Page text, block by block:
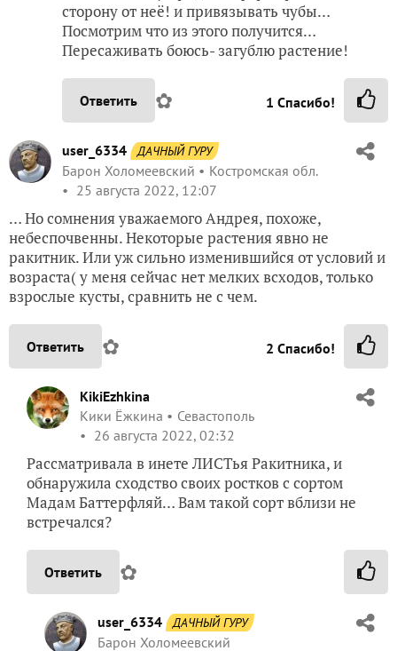
Ответить ✿
KikiEzhkina
Кики Ёжкина
Севастополь
8 сентября 2022, 14:18
Если ваш Ракитник зацвёл сразу, то тогда
Меня интересует- если перенесут зимовку —
можно ли ожидать первого цветения уже
следующим летом?
Шпалера- не шпалера, а возле тропинки мне
его по-любому придётся формировать на-
Посмотрим что из этого получится…
Пересаживать боюсь- загублю растение!
user_6334
Барон Холомеевский
Костромская обл.
25 августа 2022, 12:07